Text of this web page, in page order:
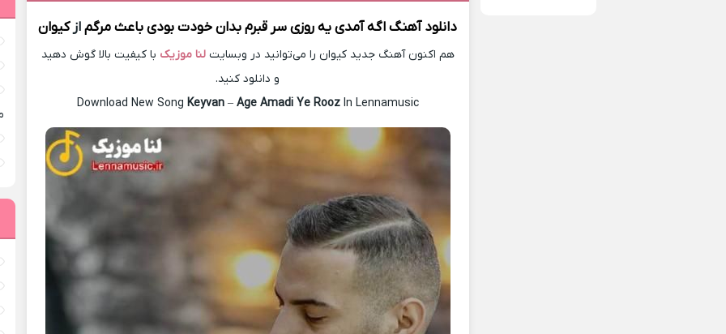
دانلود آهنگ اگه آمدی یه روزی سر قبرم بدان خودت بودی باعث مرگمازکیوان
هم اکنون آهنگ جدید کیوان را می‌توانید در وبسایتلنا موزیک با کیفیت بالا گوش دهید
و دانلود کنید.
Download New Song Keyvan– Age Amadi Ye RoozIn Lennamusic